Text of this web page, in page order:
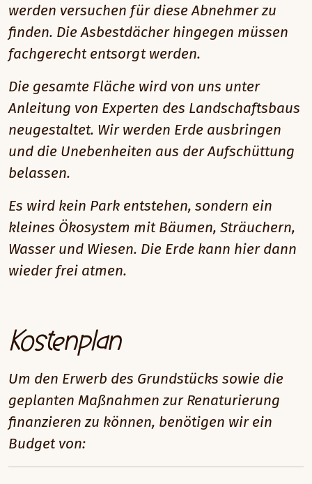
werden versuchen für diese Abnehmer zu
finden. Die Asbestdächer hingegen müssen
fachgerecht entsorgt werden.
Die gesamte Fläche wird von uns unter
Anleitung von Experten des Landschaftsbaus
neugestaltet. Wir werden Erde ausbringen
und die Unebenheiten aus der Aufschüttung
belassen.
Es wird kein Park entstehen, sondern ein
kleines Ökosystem mit Bäumen, Sträuchern,
Wasser und Wiesen. Die Erde kann hier dann
wieder frei atmen.
Kostenplan
Um den Erwerb des Grundstücks sowie die
geplanten Maßnahmen zur Renaturierung
finanzieren zu können, benötigen wir ein
Budget von: